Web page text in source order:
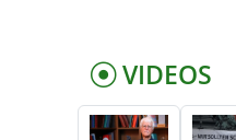
VIDEOS